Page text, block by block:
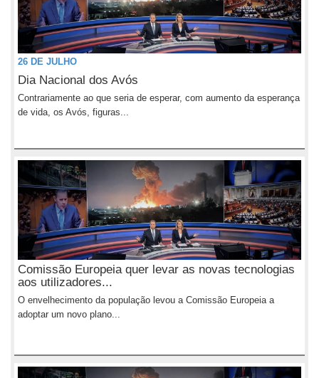
26 DE JULHO
Dia Nacional dos Avós
Contrariamente ao que seria de esperar, com aumento da esperança
de vida, os Avós, figuras...
Comissão Europeia quer levar as novas tecnologias
aos utilizadores...
O envelhecimento da população levou a Comissão Europeia a
adoptar um novo plano...